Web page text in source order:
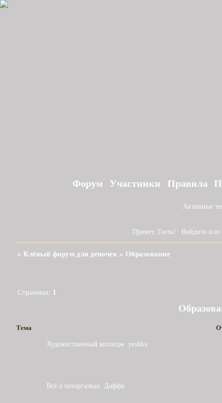
Форум Участники Правила
Активные
Привет, Гость! Войдите или
»Клёвый форум для девочек » Образование
Страница: 1
Тема
Художественный колледж yeshka
Всё о шпоргалках Даффи